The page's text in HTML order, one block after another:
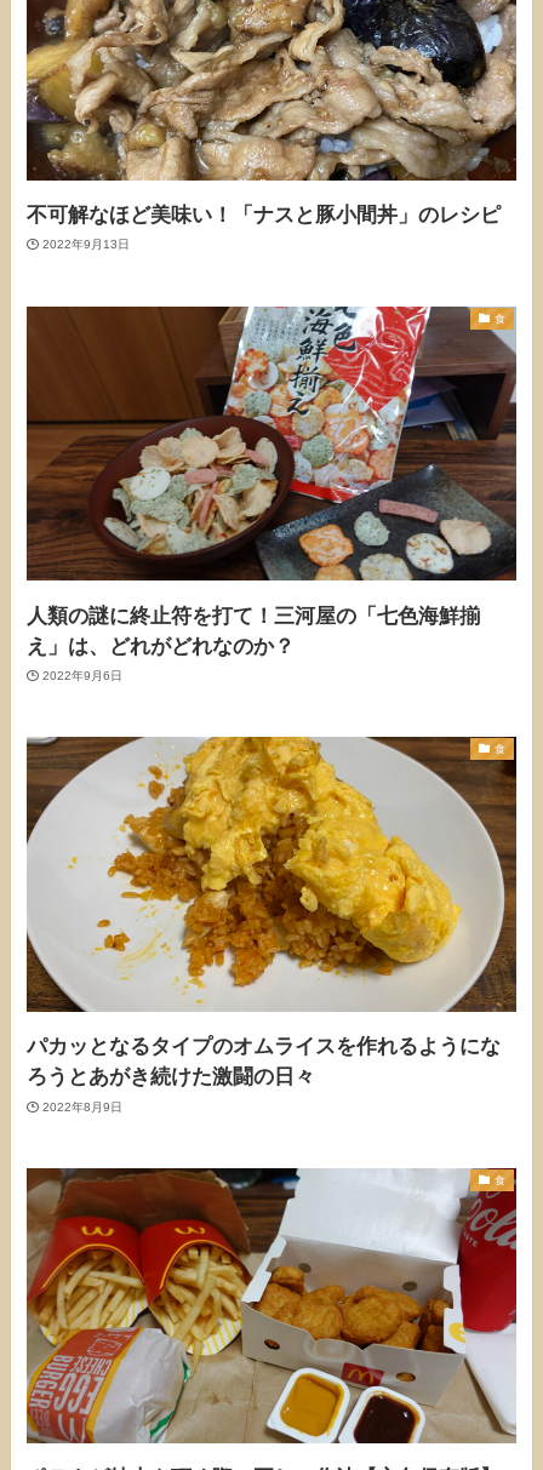
不可解なほど美味い！「ナスと豚小間丼」のレシピ
2022年9月13日
食
人類の謎に終止符を打て！三河屋の「七色海鮮揃
え」は、どれがどれなのか？
2022年9月6日
食
パカッとなるタイプのオムライスを作れるようにな
ろうとあがき続けた激闘の日々
2022年8月9日
食